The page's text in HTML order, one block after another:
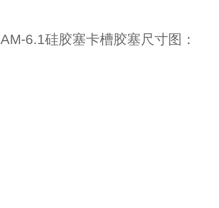
AM-6.1硅胶塞卡槽胶塞尺寸图：